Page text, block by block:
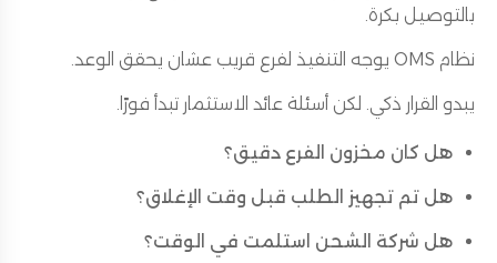
بالتوصيل بكرة.
نظام OMS يوجه التنفيذ لفرع قريب عشان يحقق الوعد.
يبدو القرار ذكي. لكن أسئلة عائد الاستثمار تبدأ فورًا.
هل كان مخزون الفرع دقيق؟
هل تم تجهيز الطلب قبل وقت الإغلاق؟
هل شركة الشحن استلمت في الوقت؟